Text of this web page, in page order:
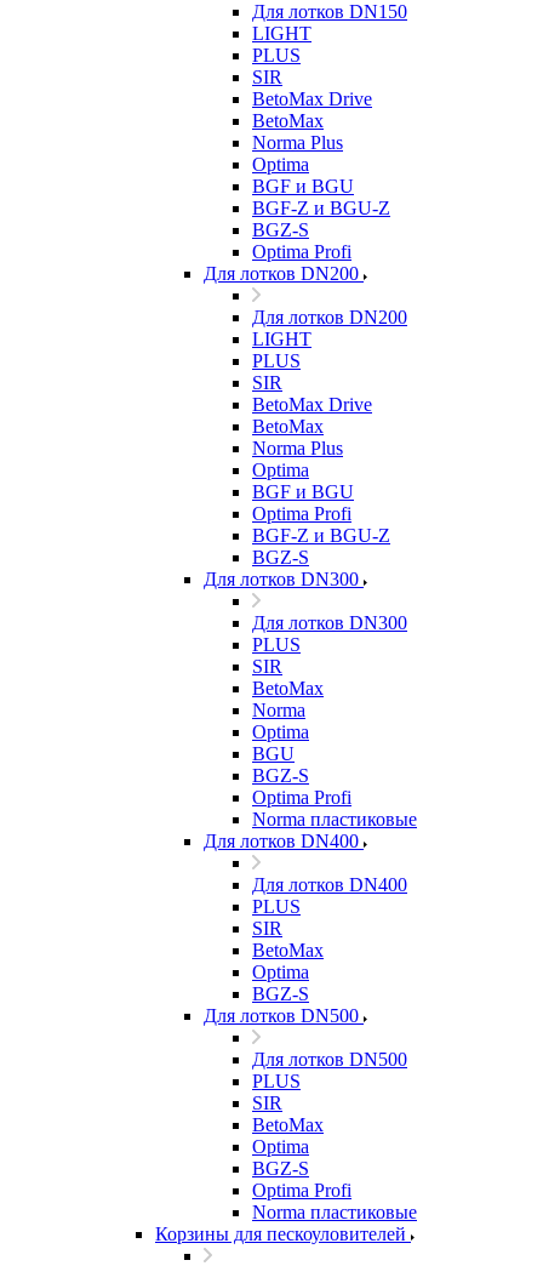
Для лотков DN150
LIGHT
PLUS
SIR
BetoMax Drive
BetoMax
Norma Plus
Optima
BGF и BGU
BGF-Z и BGU-Z
BGZ-S
Optima Profi
Для лотков DN200
Для лотков DN200
LIGHT
PLUS
SIR
BetoMax Drive
BetoMax
Norma Plus
Optima
BGF и BGU
Optima Profi
BGF-Z и BGU-Z
BGZ-S
Для лотков DN300
Для лотков DN300
PLUS
SIR
BetoMax
Norma
Optima
BGU
BGZ-S
Optima Profi
Norma пластиковые
Для лотков DN400
Для лотков DN400
PLUS
SIR
BetoMax
Optima
BGZ-S
Для лотков DN500
Для лотков DN500
PLUS
SIR
BetoMax
Optima
BGZ-S
Optima Profi
Norma пластиковые
Корзины для пескоуловителей